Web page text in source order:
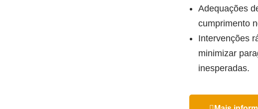
Adequações
cumprimento
Intervenções
minimizar
inesperadas.